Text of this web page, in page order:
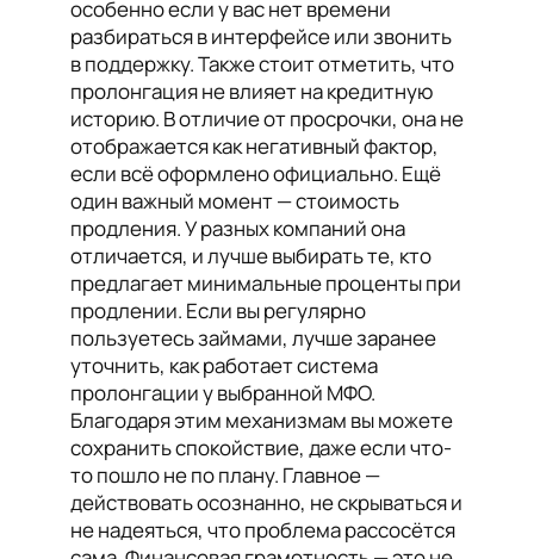
особенно если у вас нет времени
разбираться в интерфейсе или звонить
в поддержку. Также стоит отметить, что
пролонгация не влияет на кредитную
историю. В отличие от просрочки, она не
отображается как негативный фактор,
если всё оформлено официально. Ещё
один важный момент — стоимость
продления. У разных компаний она
отличается, и лучше выбирать те, кто
предлагает минимальные проценты при
продлении. Если вы регулярно
пользуетесь займами, лучше заранее
уточнить, как работает система
пролонгации у выбранной МФО.
Благодаря этим механизмам вы можете
сохранить спокойствие, даже если что-
то пошло не по плану. Главное —
действовать осознанно, не скрываться и
не надеяться, что проблема рассосётся